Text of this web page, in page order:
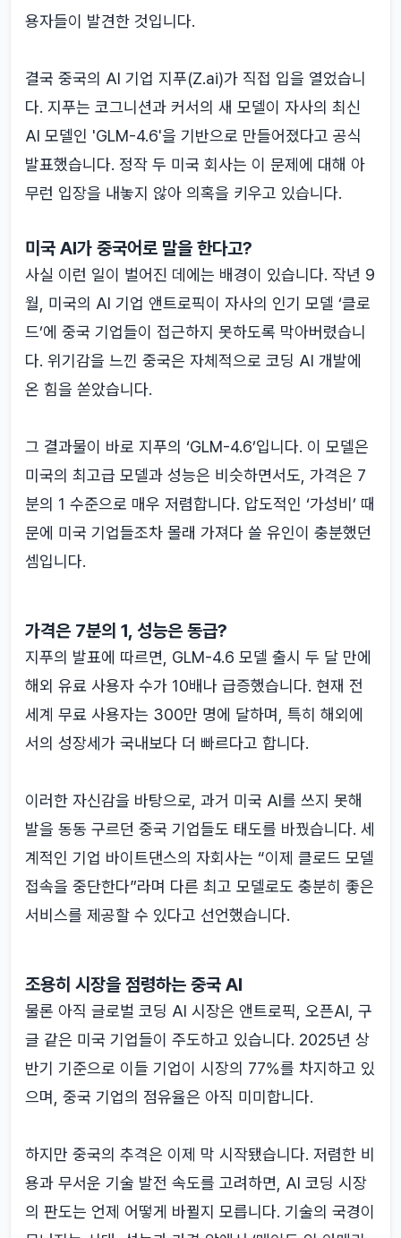
용자들이 발견한 것입니다.
결국 중국의 AI 기업 지푸(Z.ai)가 직접 입을 열었습니
다. 지푸는 코그니션과 커서의 새 모델이 자사의 최신
AI 모델인 'GLM-4.6'을 기반으로 만들어졌다고 공식
발표했습니다. 정작 두 미국 회사는 이 문제에 대해 아
무런 입장을 내놓지 않아 의혹을 키우고 있습니다.
미국 AI가 중국어로 말을 한다고?
사실 이런 일이 벌어진 데에는 배경이 있습니다. 작년 9
월, 미국의 AI 기업 앤트로픽이 자사의 인기 모델 ‘클로
드’에 중국 기업들이 접근하지 못하도록 막아버렸습니
다. 위기감을 느낀 중국은 자체적으로 코딩 AI 개발에
온 힘을 쏟았습니다.
그 결과물이 바로 지푸의 ‘GLM-4.6’입니다. 이 모델은
미국의 최고급 모델과 성능은 비슷하면서도, 가격은 7
분의 1 수준으로 매우 저렴합니다. 압도적인 ‘가성비’ 때
문에 미국 기업들조차 몰래 가져다 쓸 유인이 충분했던
셈입니다.
가격은 7분의 1, 성능은 동급?
지푸의 발표에 따르면, GLM-4.6 모델 출시 두 달 만에
해외 유료 사용자 수가 10배나 급증했습니다. 현재 전
세계 무료 사용자는 300만 명에 달하며, 특히 해외에
서의 성장세가 국내보다 더 빠르다고 합니다.
이러한 자신감을 바탕으로, 과거 미국 AI를 쓰지 못해
발을 동동 구르던 중국 기업들도 태도를 바꿨습니다. 세
계적인 기업 바이트댄스의 자회사는 “이제 클로드 모델
접속을 중단한다”라며 다른 최고 모델로도 충분히 좋은
서비스를 제공할 수 있다고 선언했습니다.
조용히 시장을 점령하는 중국 AI
물론 아직 글로벌 코딩 AI 시장은 앤트로픽, 오픈AI, 구
글 같은 미국 기업들이 주도하고 있습니다. 2025년 상
반기 기준으로 이들 기업이 시장의 77%를 차지하고 있
으며, 중국 기업의 점유율은 아직 미미합니다.
하지만 중국의 추격은 이제 막 시작됐습니다. 저렴한 비
용과 무서운 기술 발전 속도를 고려하면, AI 코딩 시장
의 판도는 언제 어떻게 바뀔지 모릅니다. 기술의 국경이